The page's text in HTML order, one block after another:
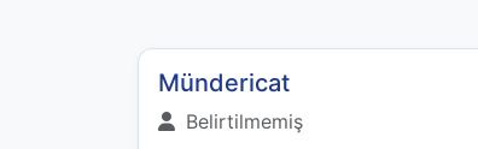
Mündericat
Belirtilmemiş